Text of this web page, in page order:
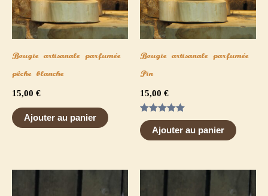
Bougie artisanale parfumée
pêche blanche
15,00 €
Ajouter au panier
Bougie artisanale parfumée
Pin
15,00 €
Note
5.00
sur 5
Ajouter au panier